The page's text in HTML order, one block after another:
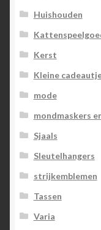
Huishouden
Kerst
Kleine
mode
mondmaskers
Sjaals
Sleutelhangers
strijkemblemen
Tassen
Varia